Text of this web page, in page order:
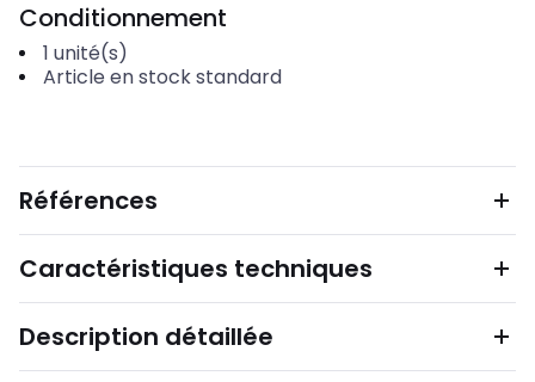
Conditionnement
1 unité(s)
Article en stock standard
Références
Caractéristiques techniques
Description détaillée